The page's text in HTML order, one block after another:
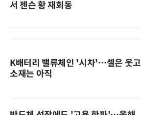
서 젠슨 황 재회동
K배터리 밸류체인 '시차'…셀은 웃고
소재는 아직